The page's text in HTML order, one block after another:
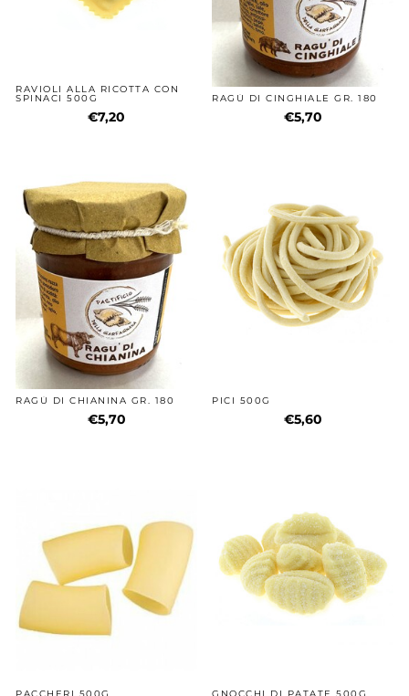
RAVIOLI ALLA RICOTTA CON
SPINACI 500G
€7,20
RAGÙ DI CINGHIALE GR. 180
€5,70
RAGÙ DI CHIANINA GR. 180
€5,70
PICI 500G
€5,60